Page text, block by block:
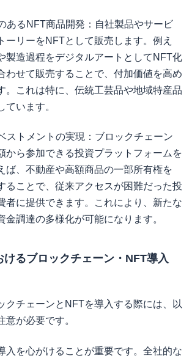
あるNFT商品開発：自社製品やサービ
ーリーをNFTとして販売します。例え
製造過程をデジタルアートとしてNFT化
わせて販売することで、付加価値を高め
。これは特に、伝統工芸品や地域特産品
ています。
ストメントの実現：ブロックチェーン
から参加できる投資プラットフォームを
ば、不動産や高額商品の一部所有権を
ることで、従来アクセスが困難だった投
者に提供できます。これにより、新たな
金調達の多様化が可能になります。
けるブロックチェーン・NFT導入
クチェーンとNFTを導入する際には、以
意が必要です。
入を心がけることが重要です。全社的な